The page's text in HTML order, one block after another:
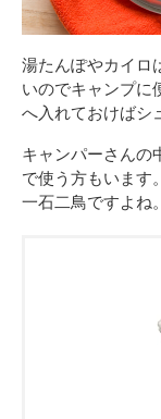
湯たんぽやカイロ
いのでキャンプに
へ入れておけばシ
キャンパーさんの
で使う方もいます
一石二鳥ですよね。